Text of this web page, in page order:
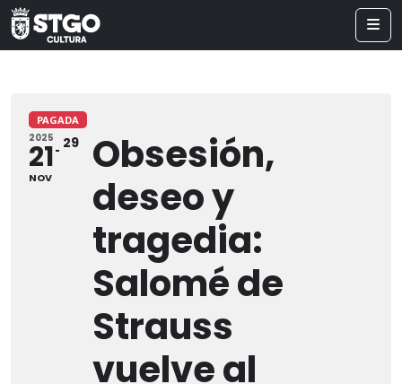
PAGADA
2025
21
NOV
29
Obsesión,
deseo y
tragedia:
Salomé de
Strauss
vuelve al